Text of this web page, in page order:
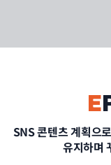
PORTFOLIO
E
SNS 콘텐츠 계획으
유지하며